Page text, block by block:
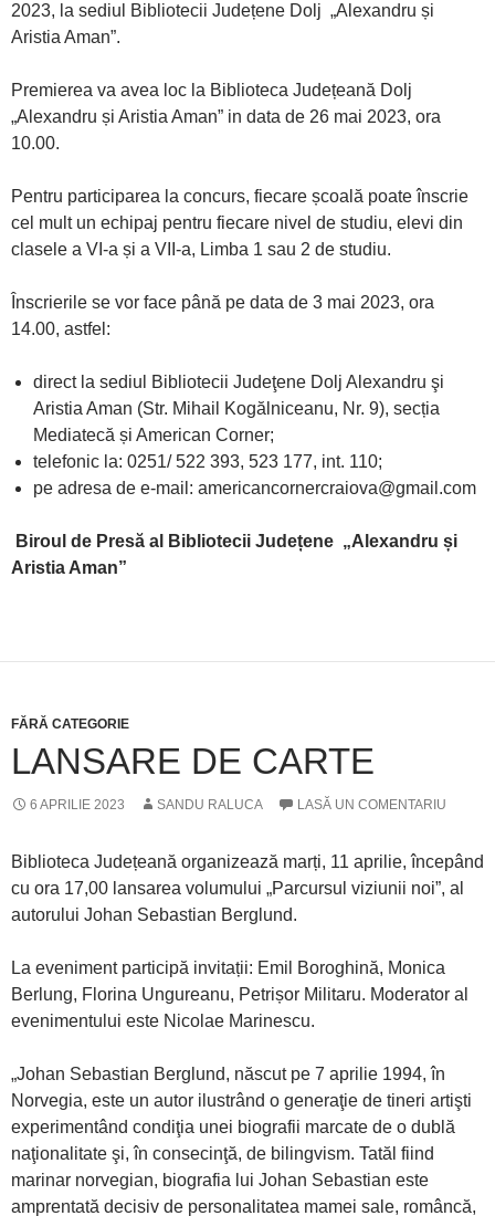
2023, la sediul Bibliotecii Județene Dolj „Alexandru și
Aristia Aman”.
Premierea va avea loc la Biblioteca Județeană Dolj
„Alexandru și Aristia Aman” in data de 26 mai 2023, ora
10.00.
Pentru participarea la concurs, fiecare școală poate înscrie
cel mult un echipaj pentru fiecare nivel de studiu, elevi din
clasele a VI-a și a VII-a, Limba 1 sau 2 de studiu.
Înscrierile se vor face până pe data de 3 mai 2023, ora
14.00, astfel:
direct la sediul Bibliotecii Judeţene Dolj Alexandru şi
Aristia Aman (Str. Mihail Kogălniceanu, Nr. 9), secția
Mediatecă și American Corner;
telefonic la: 0251/ 522 393, 523 177, int. 110;
pe adresa de e-mail: americancornercraiova@gmail.com
Biroul de Presă al Bibliotecii Județene „Alexandru și
Aristia Aman”
FĂRĂ CATEGORIE
LANSARE DE CARTE
6 APRILIE 2023 SANDU RALUCA LASĂ UN COMENTARIU
Biblioteca Județeană organizează marți, 11 aprilie, începând
cu ora 17,00 lansarea volumului „Parcursul viziunii noi”, al
autorului Johan Sebastian Berglund.
La eveniment participă invitații: Emil Boroghină, Monica
Berlung, Florina Ungureanu, Petrișor Militaru. Moderator al
evenimentului este Nicolae Marinescu.
„Johan Sebastian Berglund, născut pe 7 aprilie 1994, în
Norvegia, este un autor ilustrând o generaţie de tineri artişti
experimentând condiţia unei biografii marcate de o dublă
naţionalitate şi, în consecinţă, de bilingvism. Tatăl fiind
marinar norvegian, biografia lui Johan Sebastian este
amprentată decisiv de personalitatea mamei sale, româncă,